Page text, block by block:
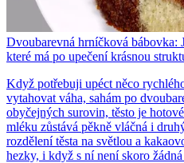
Dvoubarevná hrníčková bábovka:
které má po upečení krásnou
Když potřebuji upéct něco
vytahovat váha, sahám po
obyčejných surovin, těsto je
mléku zůstává pěkně vláčná i
rozdělení těsta na světlou a
hezky, i když s ní není skoro žádná